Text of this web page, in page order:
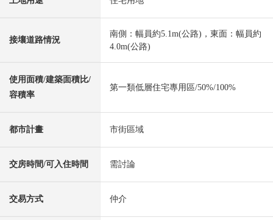
接壤道路情況
南側：幅員約5.1m(公路)，東面：幅員約
4.0m(公路)
使用面積/建築面積比/
容積率
第一類低層住宅專用區/50%/100%
都市計畫 市街區域
交房時間/可入住時間 需討論
交易方式 仲介